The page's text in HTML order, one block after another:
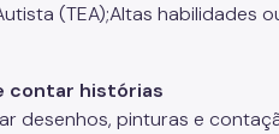
(TEA);Altas habilidades
contar histórias
desenhos, pinturas e